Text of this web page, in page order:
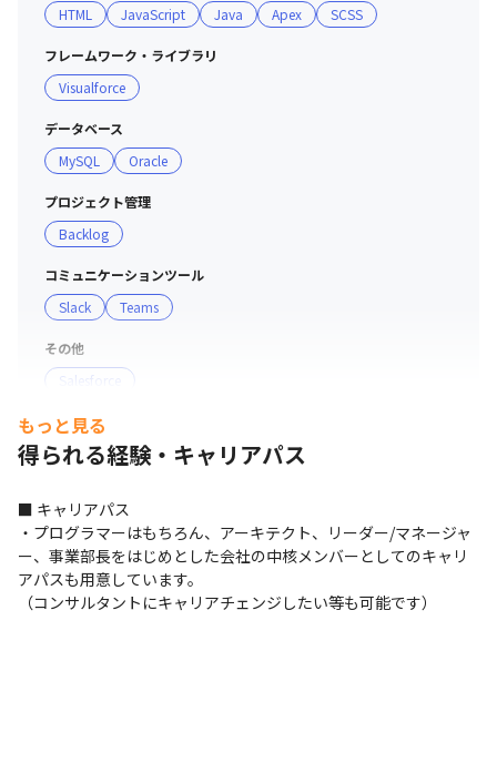
に提供し続けることを大事にしています
HTML JavaScript Java Apex SCSS
フレームワーク・ライブラリ
Visualforce
データベース
MySQL
Oracle
プロジェクト管理
Backlog
コミュニケーションツール
Slack
Teams
その他
Salesforce
支給PC
Windows
もっと見る
得られる経験・キャリアパス
■ キャリアパス
・プログラマーはもちろん、アーキテクト、リーダー/マネージャ
ー、事業部長をはじめとした会社の中核メンバーとしてのキャリ
アパスも用意しています。
（コンサルタントにキャリアチェンジしたい等も可能です）